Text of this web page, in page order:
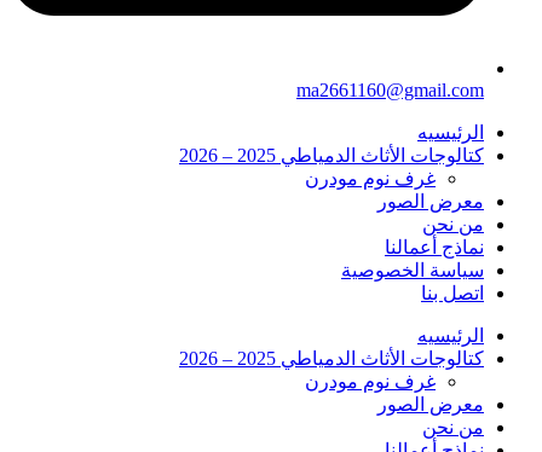
ma2661160@gmail.com
الرئيسيه
كتالوجات الأثاث الدمياطي 2025 – 2026
غرف نوم مودرن
معرض الصور
من نحن
نماذج أعمالنا
سياسة الخصوصية
اتصل بنا
الرئيسيه
كتالوجات الأثاث الدمياطي 2025 – 2026
غرف نوم مودرن
معرض الصور
من نحن